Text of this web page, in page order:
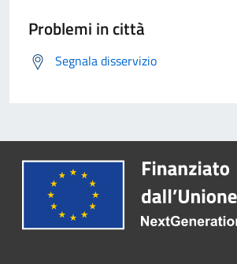
Problemi in città
Segnala disservizio